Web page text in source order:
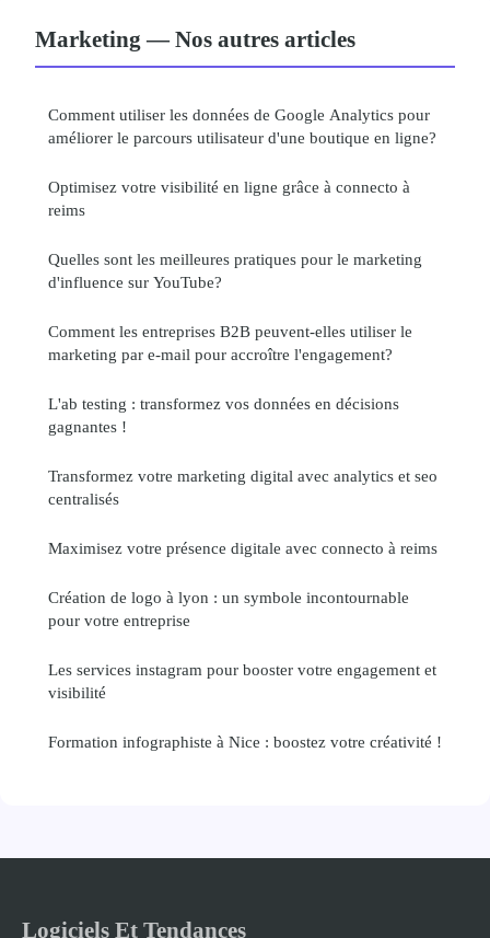
Marketing — Nos autres articles
Comment utiliser les données de Google Analytics pour
améliorer le parcours utilisateur d'une boutique en ligne?
Optimisez votre visibilité en ligne grâce à connecto à
reims
Quelles sont les meilleures pratiques pour le marketing
d'influence sur YouTube?
Comment les entreprises B2B peuvent-elles utiliser le
marketing par e-mail pour accroître l'engagement?
L'ab testing : transformez vos données en décisions
gagnantes !
Transformez votre marketing digital avec analytics et seo
centralisés
Maximisez votre présence digitale avec connecto à reims
Création de logo à lyon : un symbole incontournable
pour votre entreprise
Les services instagram pour booster votre engagement et
visibilité
Formation infographiste à Nice : boostez votre créativité !
Logiciels Et Tendances